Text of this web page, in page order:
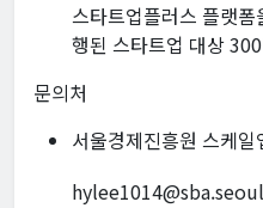
스타트업플러스 플랫
행된 스타트업 대상
문의처
서울경제진흥원 스케일